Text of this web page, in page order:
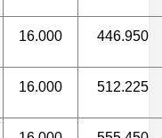
16.000 446.950
16.000 512.225